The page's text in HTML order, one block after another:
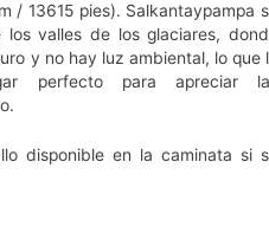
/ 13615 pies). Salkantaypampa
valles de los glaciares,
y no hay luz ambiental, lo que
perfecto para apreciar
disponible en la caminata si